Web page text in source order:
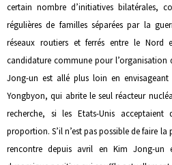
certain nombre d’initiatives bilatérales,
régulières de familles séparées par la
réseaux routiers et ferrés entre le
candidature commune pour l’organisation
Jong-un est allé plus loin en
Yongbyon, qui abrite le seul réacteur
recherche, si les Etats-Unis acceptaient
proportion. S’il n’est pas possible de faire
rencontre depuis avril en Kim Jong-